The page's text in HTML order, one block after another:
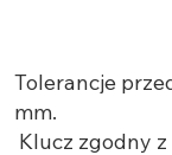
Tolerancje
mm.
Klucz zgodny